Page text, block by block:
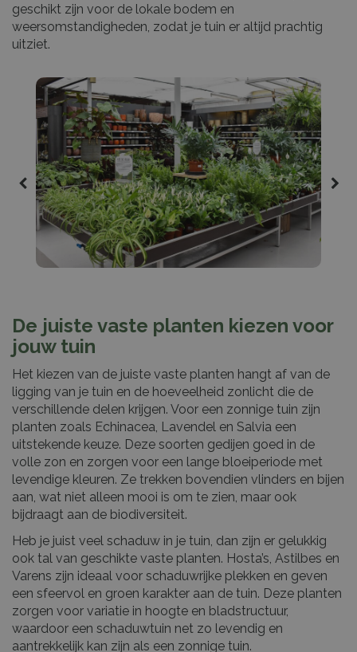
geschikt zijn voor de lokale bodem en
weersomstandigheden, zodat je tuin er altijd prachtig
uitziet.
De juiste vaste planten kiezen voor
jouw tuin
Het kiezen van de juiste vaste planten hangt af van de
ligging van je tuin en de hoeveelheid zonlicht die de
verschillende delen krijgen. Voor een zonnige tuin zijn
planten zoals Echinacea, Lavendel en Salvia een
uitstekende keuze. Deze soorten gedijen goed in de
volle zon en zorgen voor een lange bloeiperiode met
levendige kleuren. Ze trekken bovendien vlinders en bijen
aan, wat niet alleen mooi is om te zien, maar ook
bijdraagt aan de biodiversiteit.
Heb je juist veel schaduw in je tuin, dan zijn er gelukkig
ook tal van geschikte vaste planten. Hosta’s, Astilbes en
Varens zijn ideaal voor schaduwrijke plekken en geven
een sfeervol en groen karakter aan de tuin. Deze planten
zorgen voor variatie in hoogte en bladstructuur,
waardoor een schaduwtuin net zo levendig en
aantrekkelijk kan zijn als een zonnige tuin.